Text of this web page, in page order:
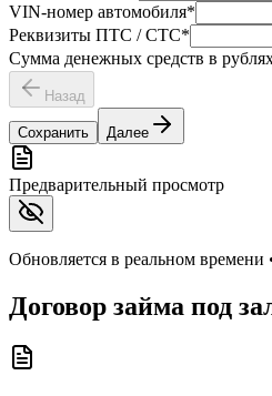
VIN-номер автомобиля*
Реквизиты ПТС / СТС*
Сумма денежных средств в
Назад
Сохранить Далее
Предварительный просмотр
Обновляется в реальном времени
Договор займа под